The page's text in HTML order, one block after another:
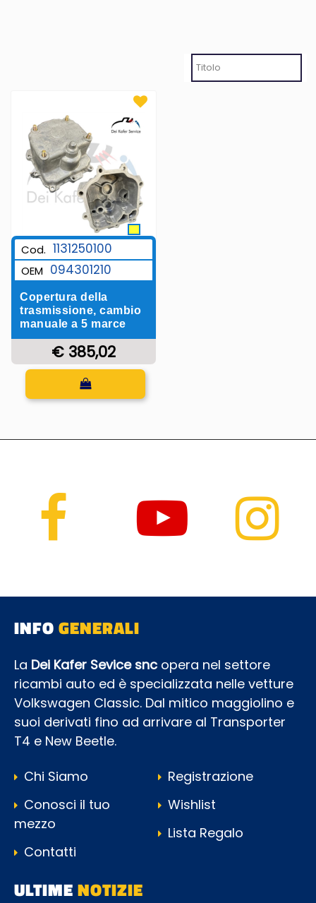
Cod. 1131250100
OEM 094301210
Copertura della
trasmissione, cambio
manuale a 5 marce
€ 385,02
Quantità
INFOGENERALI
La Dei Kafer Sevice snc opera nel settore
ricambi auto ed è specializzata nelle vetture
Volkswagen Classic. Dal mitico maggiolino e
suoi derivati fino ad arrivare al Transporter
T4 e New Beetle.
Chi Siamo
Conosci il tuo
mezzo
Contatti
Registrazione
Wishlist
Lista Regalo
ULTIMENOTIZIE